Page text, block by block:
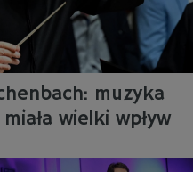
muzyka
wielki wpływ